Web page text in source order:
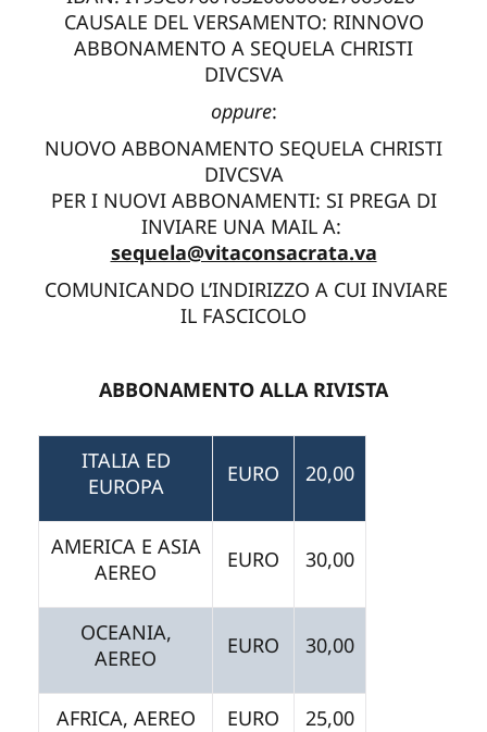
CAUSALE DEL VERSAMENTO: RINNOVO
ABBONAMENTO A SEQUELA CHRISTI
DIVCSVA
oppure:
NUOVO ABBONAMENTO SEQUELA CHRISTI
DIVCSVA
PER I NUOVI ABBONAMENTI: SI PREGA DI
INVIARE UNA MAIL A:
sequela@vitaconsacrata.va
COMUNICANDO L’INDIRIZZO A CUI INVIARE
IL FASCICOLO
ABBONAMENTO ALLA RIVISTA
ITALIA ED
EUROPA
EURO 20,00
AMERICA E ASIA
AEREO
EURO 30,00
OCEANIA,
AEREO
EURO 30,00
AFRICA, AEREO EURO 25,00